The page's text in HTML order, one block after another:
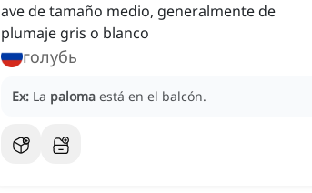
ave de tamaño medio, generalmente de
plumaje gris o blanco
голубь
Ex: La paloma está en el balcón.